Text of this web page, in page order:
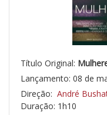
Título Original:
Lançamento: 08 de
Direção: André
Duração: 1h10